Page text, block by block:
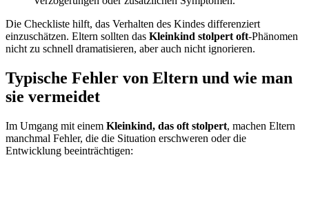
Die Checkliste hilft, das Verhalten des Kindes differenziert
einzuschätzen. Eltern sollten das Kleinkind stolpert oft-Phänomen
nicht zu schnell dramatisieren, aber auch nicht ignorieren.
Typische Fehler von Eltern und wie man
sie vermeidet
Im Umgang mit einem Kleinkind, das oft stolpert, machen Eltern
manchmal Fehler, die die Situation erschweren oder die
Entwicklung beeinträchtigen: